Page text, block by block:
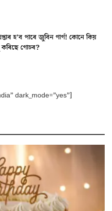
হ’ব পাৰে জুবিন গাৰ্গ! কোনে কিয়
গোচৰ?
dark_mode=”yes”]